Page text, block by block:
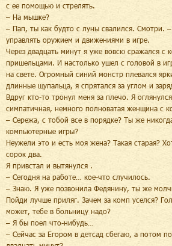
с ее помощью и стрелять.
– На мышке?
– Пап, ты как будто с луны свалился. Смотри.
управлять оружием и движениями в игре.
Через двадцать минут я уже вовсю сражался с
пришельцами. И настолько ушел с головой в
на свете. Огромный синий монстр плевался
длинные щупальца, я спрятался за углом и
Вдруг кто-то тронул меня за плечо. Я
симпатичная, немного полноватая женщина с
– Сережа, с тобой все в порядке? Ты же
компьютерные игры?
Неужели это и есть моя жена? Такая старая?
сорок два.
Я привстал и вытянулся .
– Сегодня на работе… кое-что случилось.
– Знаю. Я уже позвонила Федянину, ты же
Пойди лучше приляг. Зачем за комп уселся?
может, тебе в больницу надо?
– Я бы поел что-нибудь…
– Сейчас за Егором в детсад сбегаю, а потом